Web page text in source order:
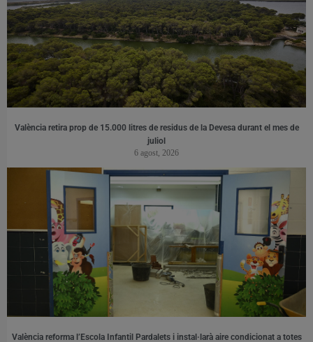
València retira prop de 15.000 litres de residus de la Devesa durant el mes de
juliol
6 agost, 2026
València reforma l’Escola Infantil Pardalets i instal·larà aire condicionat a totes